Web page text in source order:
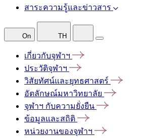
สาระความรู้และข่าวสาร
On TH
เกี่ยวกับจุฬาฯ
ประวัติจุฬาฯ
วิสัยทัศน์และยุทธศาสตร์
อัตลักษณ์มหาวิทยาลัย
จุฬาฯ กับความยั่งยืน
ข้อมูลและสถิติ
หน่วยงานของจุฬาฯ